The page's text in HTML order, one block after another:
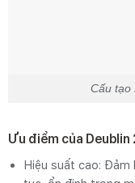
Cấu tạo
Ưu điểm của
Hiệu suất cao: Đảm